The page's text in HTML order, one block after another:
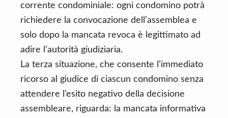
corrente condominiale: ogni condomino potrà
richiedere la convocazione dell’assemblea e
solo dopo la mancata revoca è legittimato ad
adire l’autorità giudiziaria.
La terza situazione, che consente l’immediato
ricorso al giudice di ciascun condomino senza
attendere l’esito negativo della decisione
assembleare, riguarda: la mancata informativa